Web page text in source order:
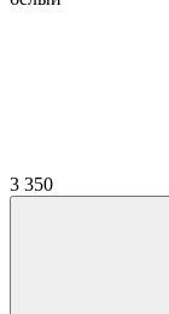
3 350